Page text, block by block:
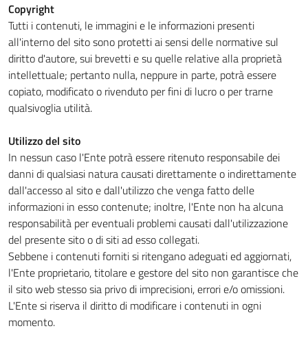
Copyright
Tutti i contenuti, le immagini e le informazioni presenti
all'interno del sito sono protetti ai sensi delle normative sul
diritto d'autore, sui brevetti e su quelle relative alla proprietà
intellettuale; pertanto nulla, neppure in parte, potrà essere
copiato, modificato o rivenduto per fini di lucro o per trarne
qualsivoglia utilità.
Utilizzo del sito
In nessun caso l'Ente potrà essere ritenuto responsabile dei
danni di qualsiasi natura causati direttamente o indirettamente
dall'accesso al sito e dall'utilizzo che venga fatto delle
informazioni in esso contenute; inoltre, l'Ente non ha alcuna
responsabilità per eventuali problemi causati dall'utilizzazione
del presente sito o di siti ad esso collegati.
Sebbene i contenuti forniti si ritengano adeguati ed aggiornati,
l'Ente proprietario, titolare e gestore del sito non garantisce che
il sito web stesso sia privo di imprecisioni, errori e/o omissioni.
L'Ente si riserva il diritto di modificare i contenuti in ogni
momento.